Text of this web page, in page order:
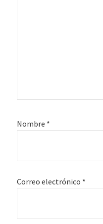
Nombre *
Correo electrónico *